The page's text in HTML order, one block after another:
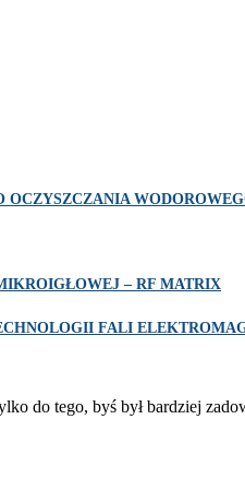
– RF MATRIX
FALI
do tego, byś był bardziej